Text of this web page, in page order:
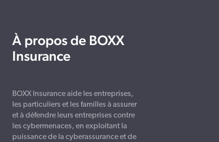
À propos de BOXX
Insurance
BOXX Insurance aide les entreprises,
les particuliers et les familles à assurer
et à défendre leurs entreprises contre
les cybermenaces, en exploitant la
puissance de la cyberassurance et de